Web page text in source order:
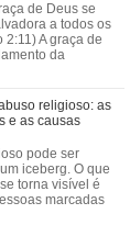
de Deus se
a todos os
2:11) A graça de
da
religioso: as
e as causas
pode ser
iceberg. O que
torna visível é
marcadas